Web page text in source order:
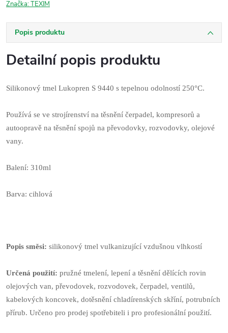
Značka:TEXIM
Popis produktu
Detailní popis produktu
Silikonový tmel Lukopren S 9440 s tepelnou odolností 250°C.
Používá se ve strojírenství na těsnění čerpadel, kompresorů a
autoopravě na těsnění spojů na převodovky, rozvodovky, olejové
vany.
Balení: 310ml
Barva: cihlová
Popis směsi: silikonový tmel vulkanizující vzdušnou vlhkostí
Určená použití: pružné tmelení, lepení a těsnění dělících rovin
olejových van, převodovek, rozvodovek, čerpadel, ventilů,
kabelových koncovek, dotěsnění chladírenských skříní, potrubních
přírub. Určeno pro prodej spotřebiteli i pro profesionální použití.